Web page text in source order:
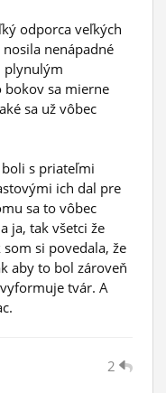
odporca veľkých
nenápadné
plynulým
sa mierne
sa už vôbec
s priateľmi
ich dal pre
sa to vôbec
ja, tak všetci že
si povedala, že
aby to bol zároveň
tvár. A
2